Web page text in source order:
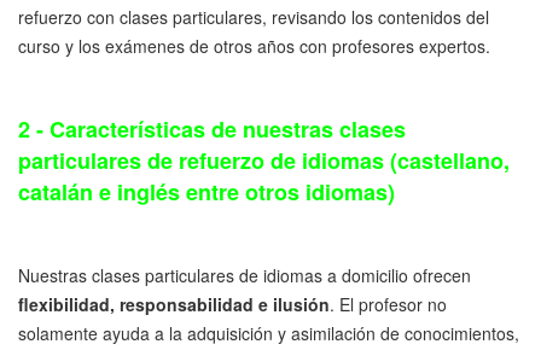
refuerzo con clases particulares, revisando los contenidos del
curso y los exámenes de otros años con profesores expertos.
2 - Características de nuestras clases
particulares de refuerzo de idiomas (castellano,
catalán e inglés entre otros idiomas)
Nuestras clases particulares de idiomas a domicilio ofrecen
flexibilidad, responsabilidad e ilusión. El profesor no
solamente ayuda a la adquisición y asimilación de conocimientos,